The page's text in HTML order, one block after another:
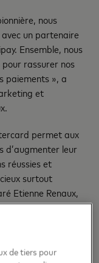
nous
un partenaire
Ensemble, nous
pour rassurer nos
paiements », a
et
permet aux
d’augmenter leur
réussies et
surtout
Etienne Renaux,
de tiers pour